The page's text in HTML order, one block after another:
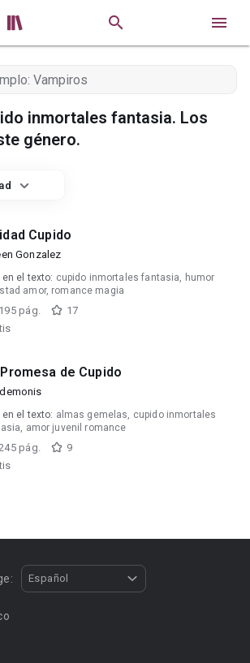
 
inmortales fantasia. Los
género.
Cupido
Gonzalez
en el texto: cupido inmortales fantasia, humor
amor, romance magia
195 pág.
17
de Cupido
en el texto: almas gemelas, cupido inmortales
amor juvenil romance
pág.
9
Español